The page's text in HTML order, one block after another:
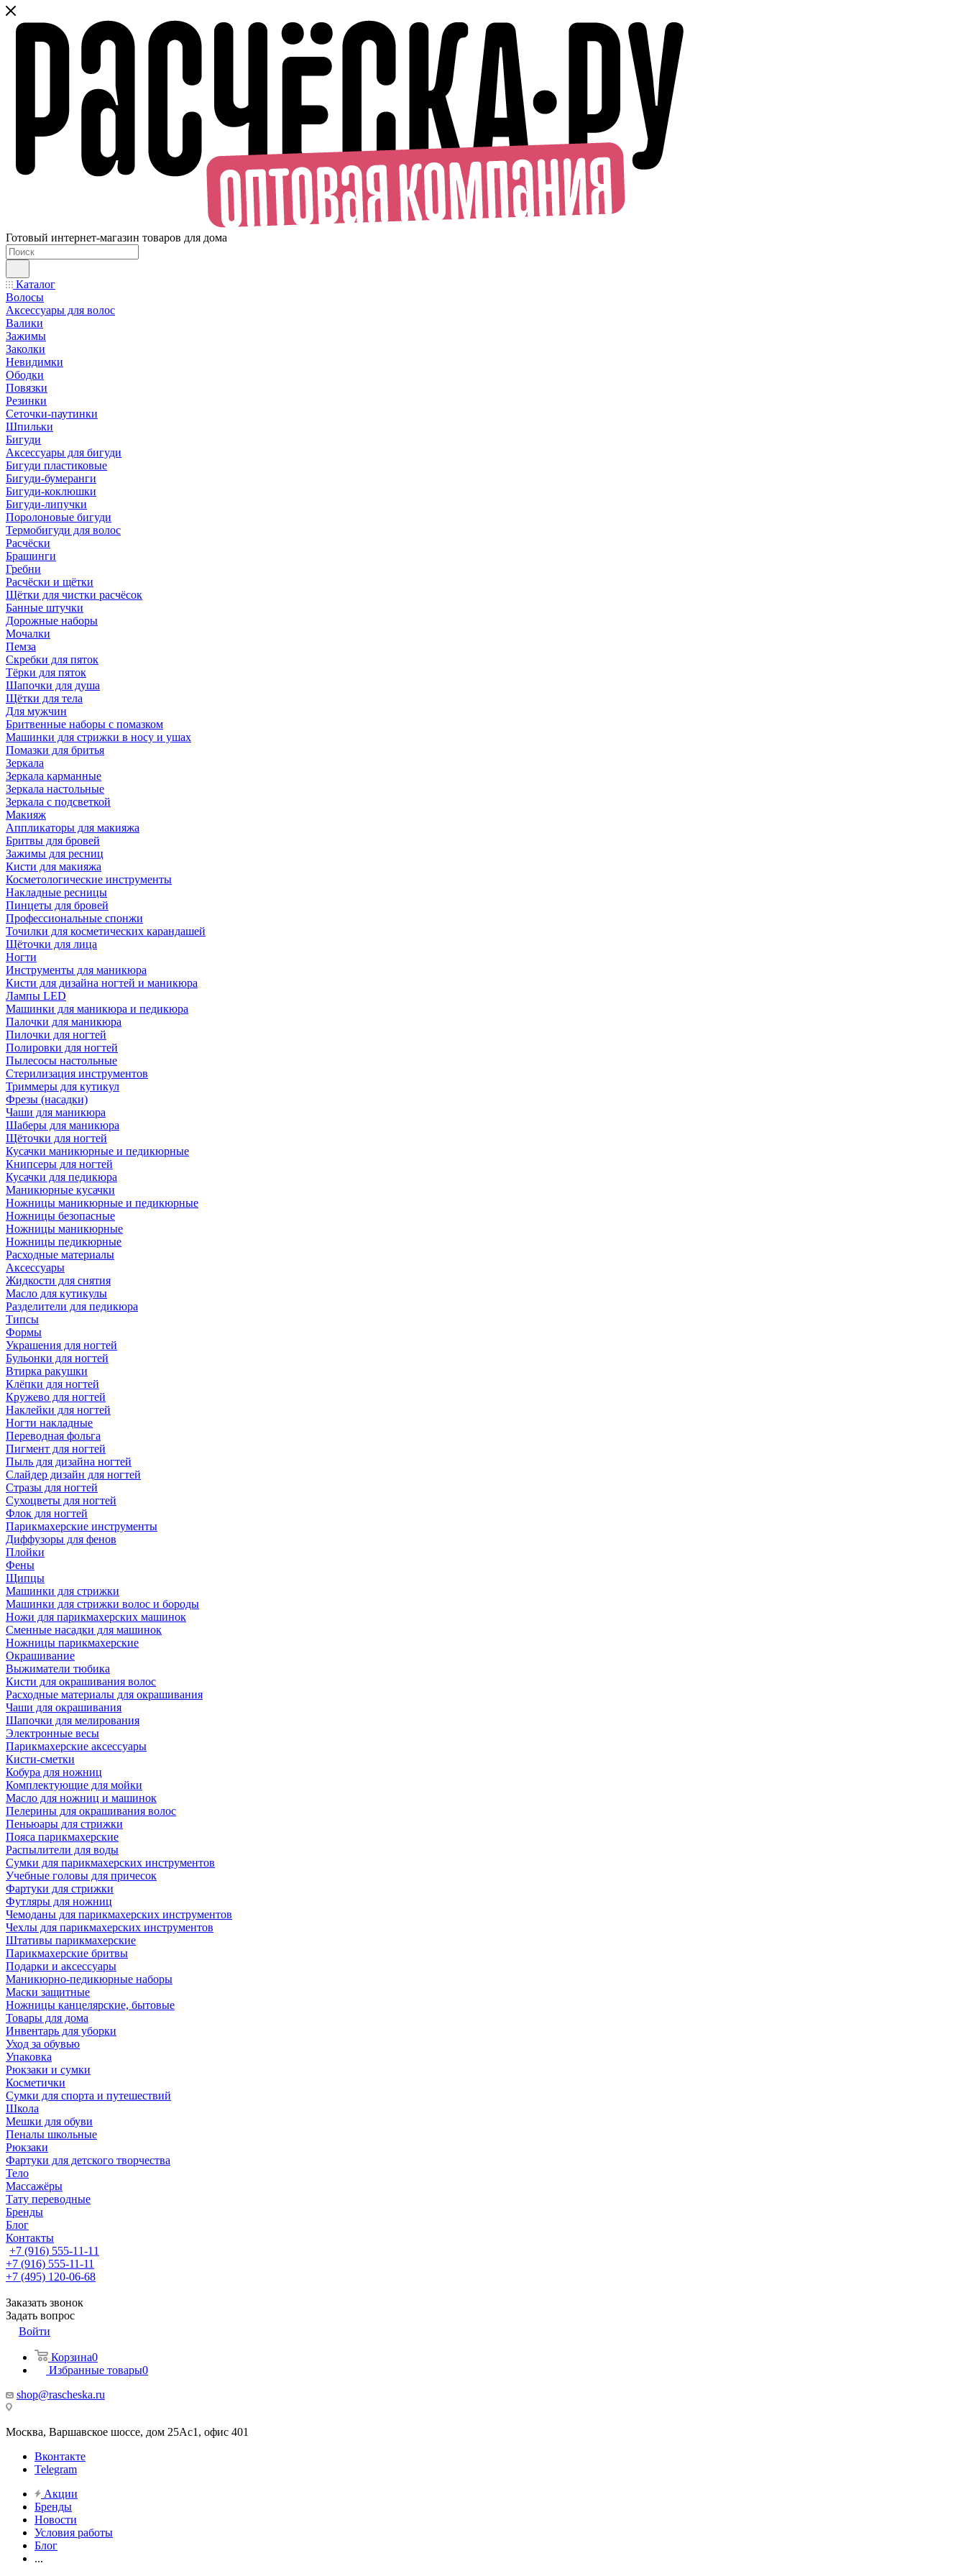
Готовый интернет-магазин товаров для дома
Каталог
Волосы
Аксессуары для волос
Валики
Зажимы
Заколки
Невидимки
Ободки
Повязки
Резинки
Сеточки-паутинки
Шпильки
Бигуди
Аксессуары для бигуди
Бигуди пластиковые
Бигуди-бумеранги
Бигуди-коклюшки
Бигуди-липучки
Поролоновые бигуди
Термобигуди для волос
Расчёски
Брашинги
Гребни
Расчёски и щётки
Щётки для чистки расчёсок
Банные штучки
Дорожные наборы
Мочалки
Пемза
Скребки для пяток
Тёрки для пяток
Шапочки для душа
Щётки для тела
Для мужчин
Бритвенные наборы с помазком
Машинки для стрижки в носу и ушах
Помазки для бритья
Зеркала
Зеркала карманные
Зеркала настольные
Зеркала с подсветкой
Макияж
Аппликаторы для макияжа
Бритвы для бровей
Зажимы для ресниц
Кисти для макияжа
Косметологические инструменты
Накладные ресницы
Пинцеты для бровей
Профессиональные спонжи
Точилки для косметических карандашей
Щёточки для лица
Ногти
Инструменты для маникюра
Кисти для дизайна ногтей и маникюра
Лампы LED
Машинки для маникюра и педикюра
Палочки для маникюра
Пилочки для ногтей
Полировки для ногтей
Пылесосы настольные
Стерилизация инструментов
Триммеры для кутикул
Фрезы (насадки)
Чаши для маникюра
Шаберы для маникюра
Щёточки для ногтей
Кусачки маникюрные и педикюрные
Книпсеры для ногтей
Кусачки для педикюра
Маникюрные кусачки
Ножницы маникюрные и педикюрные
Ножницы безопасные
Ножницы маникюрные
Ножницы педикюрные
Расходные материалы
Аксессуары
Жидкости для снятия
Масло для кутикулы
Разделители для педикюра
Типсы
Формы
Украшения для ногтей
Бульонки для ногтей
Втирка ракушки
Клёпки для ногтей
Кружево для ногтей
Наклейки для ногтей
Ногти накладные
Переводная фольга
Пигмент для ногтей
Пыль для дизайна ногтей
Слайдер дизайн для ногтей
Стразы для ногтей
Сухоцветы для ногтей
Флок для ногтей
Парикмахерские инструменты
Диффузоры для фенов
Плойки
Фены
Щипцы
Машинки для стрижки
Машинки для стрижки волос и бороды
Ножи для парикмахерских машинок
Сменные насадки для машинок
Ножницы парикмахерские
Окрашивание
Выжиматели тюбика
Кисти для окрашивания волос
Расходные материалы для окрашивания
Чаши для окрашивания
Шапочки для мелирования
Электронные весы
Парикмахерские аксессуары
Кисти-сметки
Кобура для ножниц
Комплектующие для мойки
Масло для ножниц и машинок
Пелерины для окрашивания волос
Пеньюары для стрижки
Пояса парикмахерские
Распылители для воды
Сумки для парикмахерских инструментов
Учебные головы для причесок
Фартуки для стрижки
Футляры для ножниц
Чемоданы для парикмахерских инструментов
Чехлы для парикмахерских инструментов
Штативы парикмахерские
Парикмахерские бритвы
Подарки и аксессуары
Маникюрно-педикюрные наборы
Маски защитные
Ножницы канцелярские, бытовые
Товары для дома
Инвентарь для уборки
Уход за обувью
Упаковка
Рюкзаки и сумки
Косметички
Сумки для спорта и путешествий
Школа
Мешки для обуви
Пеналы школьные
Рюкзаки
Фартуки для детского творчества
Тело
Массажёры
Тату переводные
Бренды
Блог
Контакты
+7 (916) 555-11-11
+7 (916) 555-11-11
+7 (495) 120-06-68
Заказать звонок
Задать вопрос
Войти
Корзина0
Избранные товары0
shop@rascheska.ru
Москва, Варшавское шоссе, дом 25Аc1, офис 401
Вконтакте
Telegram
Акции
Бренды
Новости
Условия работы
Блог
...